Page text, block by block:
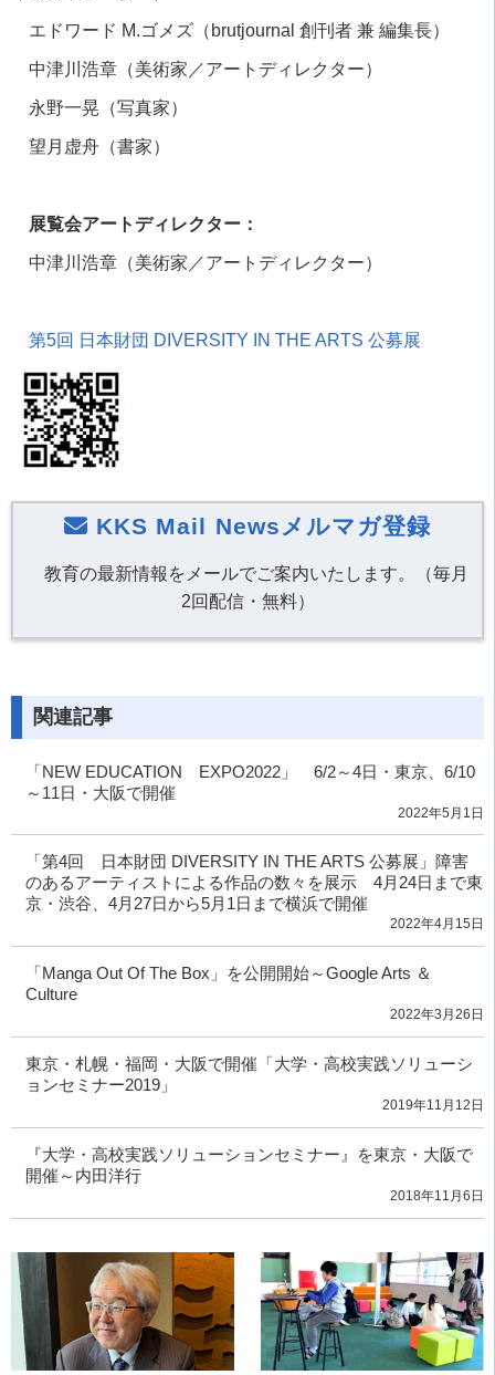
エドワード M.ゴメズ（ brutjournal 創刊者 兼 編集長）
中津川浩章（美術家／アートディレクター）
永野一晃（写真家）
望月虚舟（書家）
展覧会アートディレクター：
中津川浩章（美術家／アートディレクター）
第5回 日本財団 DIVERSITY IN THE ARTS 公募展
KKS Mail Newsメルマガ登録
教育の最新情報をメールでご案内いたします。（毎月
2回配信・無料）
関連記事
「NEW EDUCATION EXPO2022」 6/2～4日・東京、6/10
～11日・大阪で開催
2022年5月1日
「第4回 日本財団 DIVERSITY IN THE ARTS 公募展」障害
のあるアーティストによる作品の数々を展示 4月24日まで東
京・渋谷、4月27日から5月1日まで横浜で開催
2022年4月15日
「Manga Out Of The Box」を公開開始～Google Arts ＆
Culture
2022年3月26日
東京・札幌・福岡・大阪で開催「大学・高校実践ソリューシ
ョンセミナー2019」
2019年11月12日
『大学・高校実践ソリューションセミナー』を東京・大阪で
開催～内田洋行
2018年11月6日